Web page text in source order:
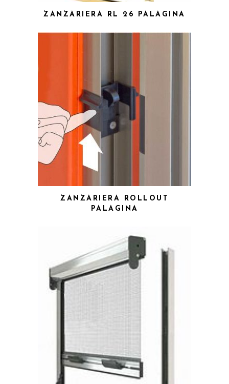
ZANZARIERA RL 26 PALAGINA
ZANZARIERA ROLLOUT
PALAGINA